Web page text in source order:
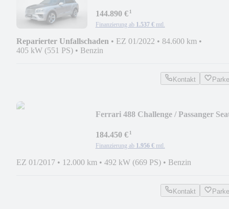
144.890 €¹
Finanzierung ab 1.537 € mtl.
Reparierter Unfallschaden • EZ 01/2022 • 84.600 km •
405 kW (551 PS) • Benzin
Kontakt
Ferrari 488 Challenge / Passanger
184.450 €¹
Finanzierung ab 1.956 € mtl.
EZ 01/2017 • 12.000 km • 492 kW (669 PS) • Benzin
Kontakt